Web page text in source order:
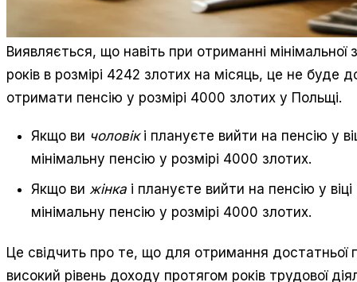
Виявляється, що навіть при отриманні мінімальної
років в розмірі 4242 злотих на місяць, це не буде
отримати пенсію у розмірі 4000 злотих у Польщі.
Якщо ви чоловікі плануєте вийти на пенсію у
мінімальну пенсію у розмірі 4000 злотих.
Якщо ви жінка і плануєте вийти на пенсію у
мінімальну пенсію у розмірі 4000 злотих.
Це свідчить про те, що для отримання достатньої
високий рівень доходу протягом років трудової